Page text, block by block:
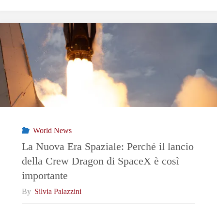
e
Stato
e
Ungheria
World News
La Nuova Era Spaziale: Perché il lancio
della Crew Dragon di SpaceX è così
importante
By Silvia Palazzini